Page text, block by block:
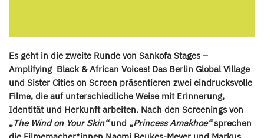
Es geht in die zweite Runde von Sankofa Stages –
Amplifying Black & African Voices! Das Berlin Global Village
und Sister Cities on Screen präsentieren zwei eindrucksvolle
Filme, die auf unterschiedliche Weise mit Erinnerung,
Identität und Herkunft arbeiten. Nach den Screenings von
„The Wind on Your Skin“und „Princess Amakhoe“sprechen